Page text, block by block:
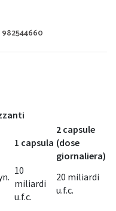
982544660
1 capsula
2 capsule
(dose
giornaliera)
10
miliardi
u.f.c.
20 miliardi
u.f.c.